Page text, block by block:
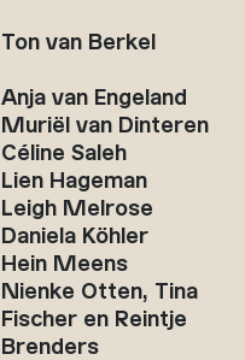
Ton van Berkel
Anja van Engeland
Muriël van Dinteren
Céline Saleh
Lien Hageman
Leigh Melrose
Daniela Köhler
Hein Meens
Nienke Otten, Tina
Fischer en Reintje
Brenders